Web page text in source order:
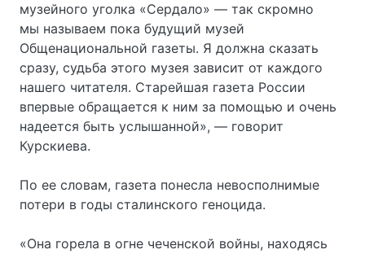
музейного уголка «Сердало» — так скромно
мы называем пока будущий музей
Общенациональной газеты. Я должна сказать
сразу, судьба этого музея зависит от каждого
нашего читателя. Старейшая газета России
впервые обращается к ним за помощью и очень
надеется быть услышанной», — говорит
Курскиева.
По ее словам, газета понесла невосполнимые
потери в годы сталинского геноцида.
«Она горела в огне чеченской войны, находясь